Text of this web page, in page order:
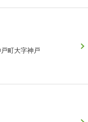
町大字神戸